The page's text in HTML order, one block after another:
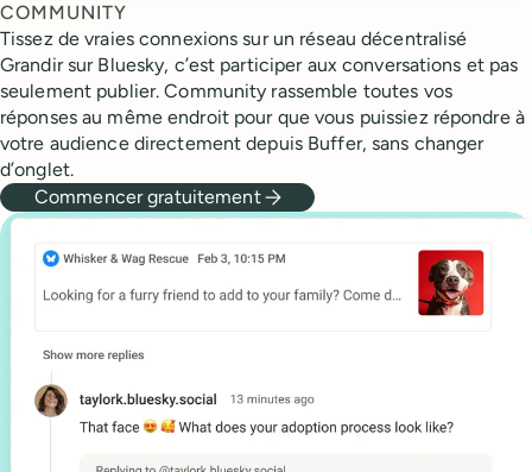
COMMUNITY
Tissez de vraies connexions sur un réseau décentralisé
Grandir sur Bluesky, c’est participer aux conversations et pas
seulement publier. Community rassemble toutes vos
réponses au même endroit pour que vous puissiez répondre à
votre audience directement depuis Buffer, sans changer
d’onglet.
Commencer gratuitement